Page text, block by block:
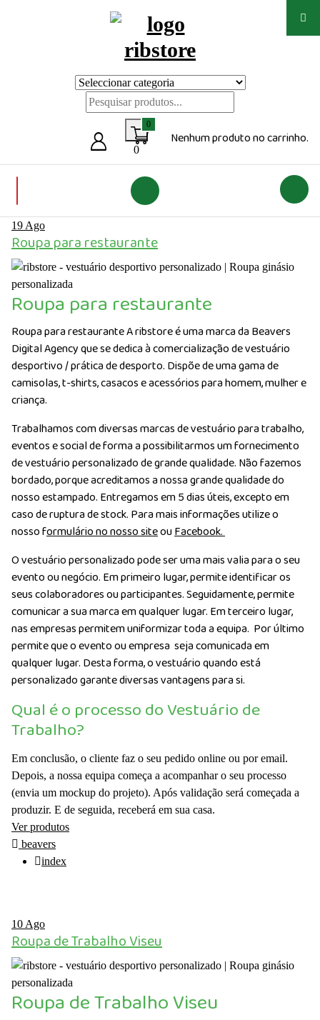
0
0
Nenhum produto no carrinho.
19 Ago
Roupa para restaurante
Roupa para restaurante
Roupa para restaurante A ribstore é uma marca da Beavers
Digital Agency que se dedica à comercialização de vestuário
desportivo / prática de desporto. Dispõe de uma gama de
camisolas, t-shirts, casacos e acessórios para homem, mulher e
criança.
Trabalhamos com diversas marcas de vestuário para trabalho,
eventos e social de forma a possibilitarmos um fornecimento
de vestuário personalizado de grande qualidade. Não fazemos
bordado, porque acreditamos a nossa grande qualidade do
nosso estampado. Entregamos em 5 dias úteis, excepto em
caso de ruptura de stock. Para mais informações utilize o
nosso formulário no nosso siteouFacebook.
O vestuário personalizado pode ser uma mais valia para o seu
evento ou negócio. Em primeiro lugar, permite identificar os
seus colaboradores ou participantes. Seguidamente, permite
comunicar a sua marca em qualquer lugar. Em terceiro lugar,
nas empresas permitem uniformizar toda a equipa. Por último
permite que o evento ou empresa seja comunicada em
qualquer lugar. Desta forma, o vestuário quando está
personalizado garante diversas vantagens para si.
Qual é o processo do Vestuário de
Trabalho?
Em conclusão, o cliente faz o seu pedido online ou por email.
Depois, a nossa equipa começa a acompanhar o seu processo
(envia um mockup do projeto). Após validação será começada a
produzir. E de seguida, receberá em sua casa.
Ver produtos
beavers
index
10 Ago
Roupa de Trabalho Viseu
Roupa de Trabalho Viseu